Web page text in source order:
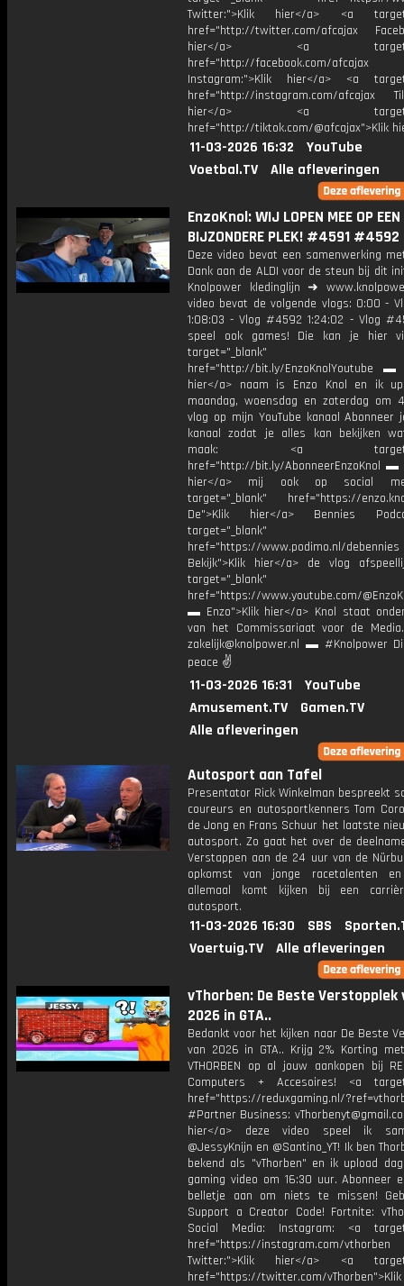
Twitter:">Klik hier</a> <a
href="http://twitter.com/afcajax
hier</a> <a
href="http://facebook.com/afcajax
Instagram:">Klik hier</a> <a
href="http://instagram.com/afcajax
hier</a> <a
href="http://tiktok.com/@afcajax">Klik
11-03-2026 16:32
YouTube
Voetbal.TV
Alle afleveringen
EnzoKnol: WIJ LOPEN MEE OP EEN
BIJZONDERE PLEK! #4591
Deze video bevat een samenwerking
Dank aan de ALDI voor de steun bij dit
Knolpower kledinglijn ➜
video bevat de volgende vlogs: 0:00 -
1:08:03 - Vlog #4592 1:24:02 - Vlog
speel ook games! Die kan je hier
target="_blank"
href="http://bit.ly/EnzoKnolYoutube ▬
hier</a> naam is Enzo Knol en ik
maandag, woensdag en zaterdag om
vlog op mijn YouTube kanaal Abonneer
kanaal zodat je alles kan bekijken
maak: <a
href="http://bit.ly/AbonneerEnzoKnol ▬
hier</a> mij ook op social
target="_blank" href="https://
De">Klik hier</a> Bennies
target="_blank"
href="https://www.podimo.nl/debennies
Bekijk">Klik hier</a> de vlog
target="_blank"
href="https://www.youtube.com/
▬ Enzo">Klik hier</a> Knol staat
van het Commissariaat voor de
zakelijk@knolpower.nl ▬ #Knolpower
peace ✌
11-03-2026 16:31
YouTube
Amusement.TV
Gamen.TV
Alle afleveringen
Autosport aan Tafel
Presentator Rick Winkelman bespreekt
coureurs en autosportkenners Tom
de Jong en Frans Schuur het laatste
autosport. Zo gaat het over de
Verstappen aan de 24 uur van de
opkomst van jonge racetalenten
allemaal komt kijken bij een
autosport.
11-03-2026 16:30 SBS
Voertuig.TV
Alle afleveringen
vThorben: De Beste Verstopplek
2026 in GTA..
Bedankt voor het kijken naar De Beste
van 2026 in GTA.. Krijg 2% Korting
VTHORBEN op al jouw aankopen bij
Computers + Accesoires! <a
href="https://reduxgaming.nl/
#Partner Business:
hier</a> deze video speel ik
@JessyKnijn en @Santino_YT! Ik ben
bekend als "vThorben" en ik upload
gaming video om 16:30 uur. Abonneer
belletje aan om niets te missen!
Support a Creator Code! Fortnite:
Social Media: Instagram: <a
href="https://instagram.com/vthorben
Twitter:">Klik hier</a> <a
href="https://twitter.com/